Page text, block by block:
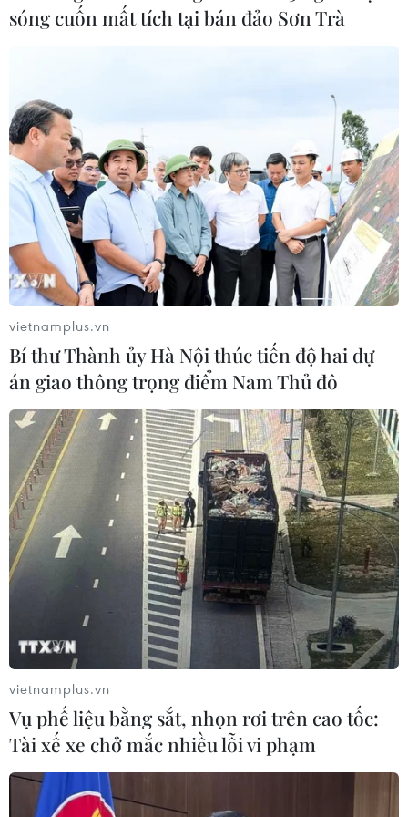
trưởng mới
Hà Nội kiên quyết xử lý vi phạm tại
hồ Đồng Đò
08/08/2026 03:29
Nghệ An: OCOP đã có thương hiệu,
vì sao nông sản vẫn lo đầu ra?
08/08/2026 03:28
Quảng Trị quyết tâm bàn giao sớm
mặt bằng Dự án Nhà máy điện gió
LIG-Hướng Hóa 1
08/08/2026 02:33
Chủ tịch Quốc hội dự kỷ
niệm 70 năm Ngày truyền thống lực
lượng Cảnh sát kinh tế
08/08/2026 01:59
Áp dụng "luồng xanh" cho nhà đầu
tư dự án hạ tầng công nghiệp phía
08/08/2026 01:45
Quốc hội thảo luận dự án Luật Dầu
khí (sửa đổi), bảo đảm an ninh năng
lượng
sóng cuốn mất tích tại bán đảo Sơn Trà
vietnamplus.vn
Bí thư Thành ủy Hà Nội thúc tiến độ hai dự
án giao thông trọng điểm Nam Thủ đô
vietnamplus.vn
Vụ phế liệu bằng sắt, nhọn rơi trên cao tốc:
Tài xế xe chở mắc nhiều lỗi vi phạm